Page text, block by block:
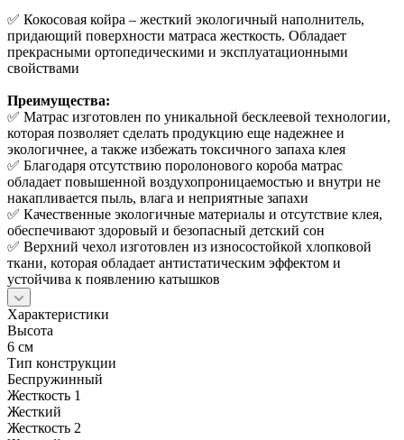
✅ Кокосовая койра – жесткий экологичный наполнитель,
придающий поверхности матраса жесткость. Обладает
прекрасными ортопедическими и эксплуатационными
свойствами
Преимущества:
✅ Матрас изготовлен по уникальной бесклеевой технологии,
которая позволяет сделать продукцию еще надежнее и
экологичнее, а также избежать токсичного запаха клея
✅ Благодаря отсутствию поролонового короба матрас
обладает повышенной воздухопроницаемостью и внутри не
накапливается пыль, влага и неприятные запахи
✅ Качественные экологичные материалы и отсутствие клея,
обеспечивают здоровый и безопасный детский сон
✅ Верхний чехол изготовлен из износостойкой хлопковой
ткани, которая обладает антистатическим эффектом и
устойчива к появлению катышков
Характеристики
Высота
6 см
Тип конструкции
Беспружинный
Жесткость 1
Жесткий
Жесткость 2